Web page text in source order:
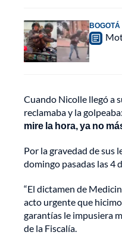
BOGOTÁ
Cuando Nicolle llegó a
reclamaba y la
mire la hora, ya no
Por la gravedad de sus
domingo pasadas las 4
“El dictamen de
acto urgente que
garantías le impusiera
de la Fiscalía.